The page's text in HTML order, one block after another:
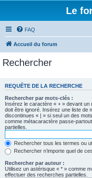
Le
FAQ
Accueil du forum
Rechercher
REQUÊTE DE LA RECHERCHE
Rechercher par mots-clés :
Insérez le caractère « + » devant un
doit être ignoré. Insérez une liste de
discontinues « | » si seul un des
comme métacaractère passe-
partielles.
Rechercher tous les termes ou
Rechercher n’importe quel de
Rechercher par auteur :
Utilisez un astérisque « * » comme
effectuer des recherches partielles.